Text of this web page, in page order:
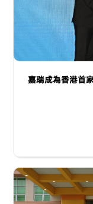
嘉瑞成為香港首